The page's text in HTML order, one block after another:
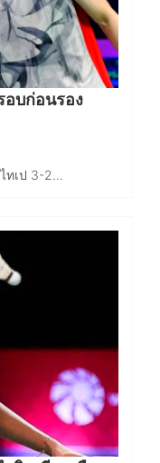
อบก่อนรอง
ทเป 3-2…